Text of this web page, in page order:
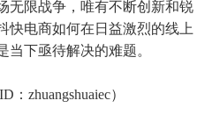
无限战争，唯有不断创新和锐
快电商如何在日益激烈的线上
当下亟待解决的难题。
zhuangshuaiec）